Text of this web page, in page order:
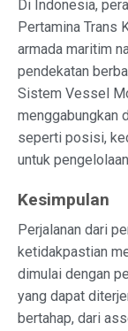
Di Indonesia,
Pertamina Trans
armada maritim
pendekatan
Sistem Vessel
menggabungkan
seperti posisi,
untuk
Kesimpulan
Perjalanan dari
ketidakpastian
dimulai dengan
yang dapat
bertahap, dari